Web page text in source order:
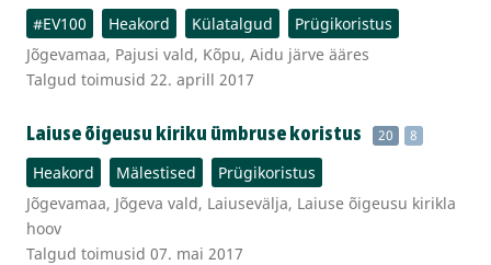
#EV100 Heakord Külatalgud
Prügikoristus
Jõgevamaa, Pajusi vald, Kõpu, Aidu järve ääres
Talgud toimusid 22. aprill 2017
Laiuse õigeusu kiriku ümbruse koristus 20 8
Heakord Mälestised
Prügikoristus
Jõgevamaa, Jõgeva vald, Laiusevälja, Laiuse õigeusu kirikla
hoov
Talgud toimusid 07. mai 2017